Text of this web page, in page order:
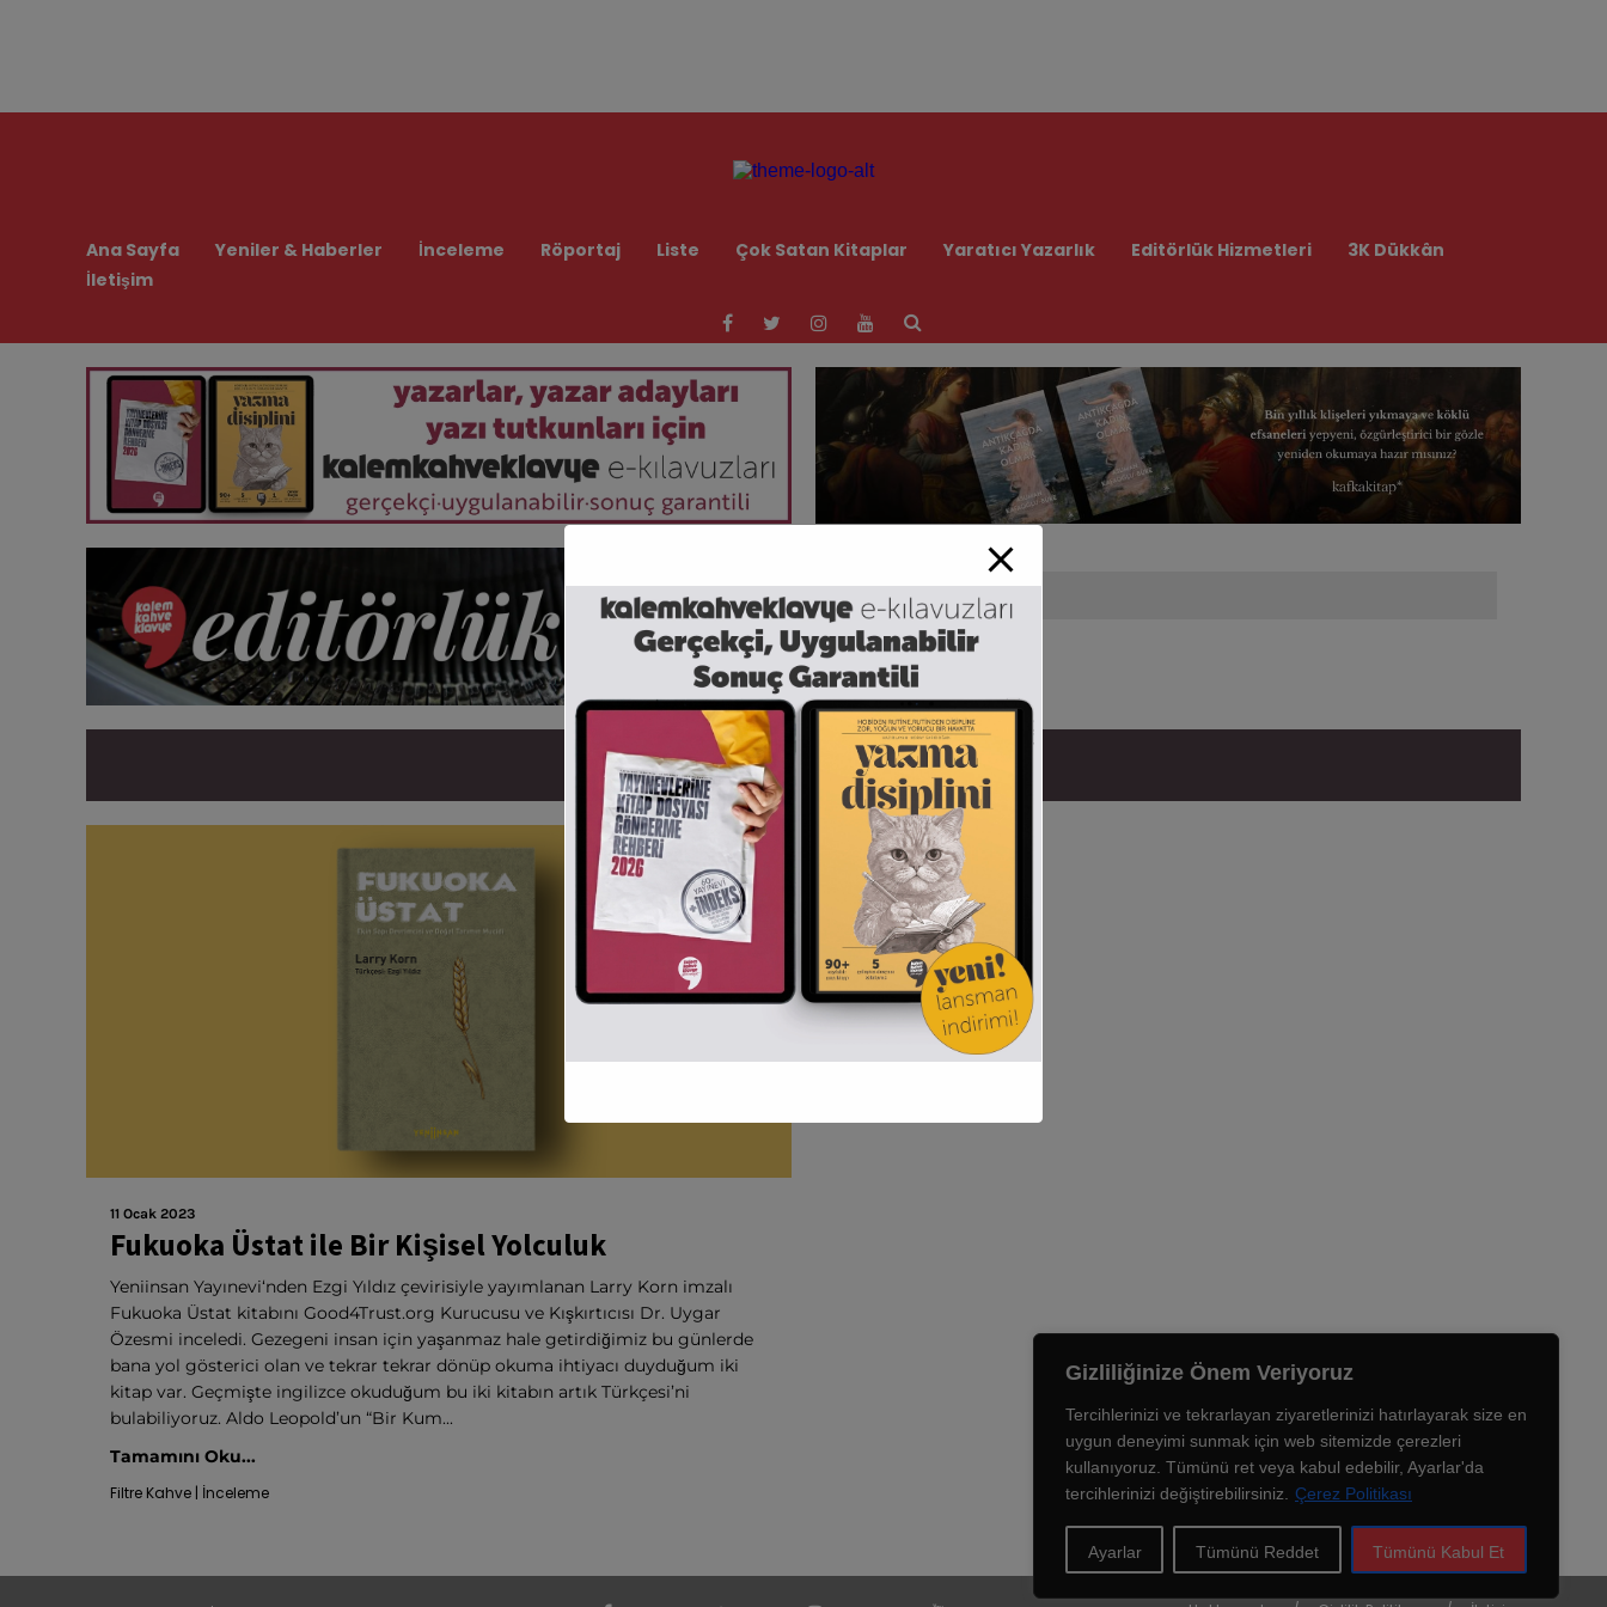
Gizliliğinize Önem Veriyoruz
Tercihlerinizi ve tekrarlayan ziyaretlerinizi hatırlayarak size en
uygun deneyimi sunmak için web sitemizde çerezleri
kullanıyoruz. Tümünü ret veya kabul edebilir, Ayarlar'da
tercihlerinizi değiştirebilirsiniz.
Çerez Politikası
Ayarlar Tümünü Reddet Tümünü Kabul Et
Ana Sayfa Yeniler & Haberler İnceleme Röportaj Liste Çok Satan Kitaplar Yaratıcı Yazarlık Editörlük Hizmetleri
3K Dükkân
İletişim
Etiket / Ezgi Yıldız
11 Ocak 2023
Fukuoka Üstat ile Bir Kişisel Yolculuk
Yeniinsan Yayınevi‘nden Ezgi Yıldız çevirisiyle yayımlanan Larry Korn imzalı
Fukuoka Üstat kitabını Good4Trust.org Kurucusu ve Kışkırtıcısı Dr. Uygar
Özesmi inceledi. Gezegeni insan için yaşanmaz hale getirdiğimiz bu günlerde
bana yol gösterici olan ve tekrar tekrar dönüp okuma ihtiyacı duyduğum iki
kitap var. Geçmişte ingilizce okuduğum bu iki kitabın artık Türkçesi’ni
bulabiliyoruz. Aldo Leopold’un “Bir Kum...
Tamamını Oku...
Filtre Kahve | İnceleme